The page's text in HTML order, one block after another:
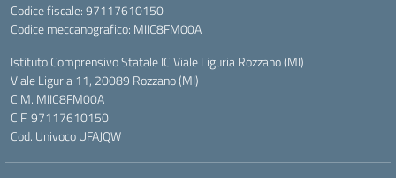
Codice fiscale: 97117610150
Codice meccanografico: MIIC8FM00A
Istituto Comprensivo Statale IC Viale Liguria Rozzano (MI)
Viale Liguria 11, 20089 Rozzano (MI)
C.M. MIIC8FM00A
C.F. 97117610150
Cod. Univoco UFAJQW